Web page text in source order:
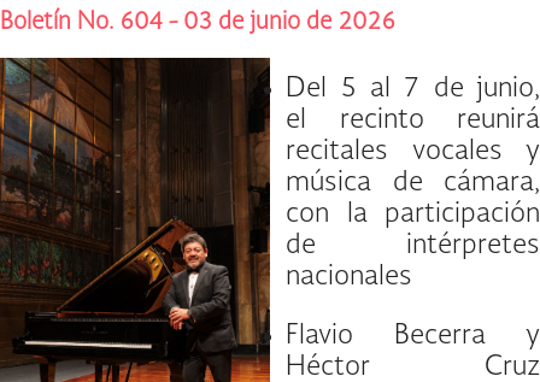
Boletín No. 604 - 03 de junio de 2026
Del 5 al 7 de junio,
el recinto reunirá
recitales vocales y
música de cámara,
con la participación
de intérpretes
nacionales
Flavio Becerra y
Héctor Cruz